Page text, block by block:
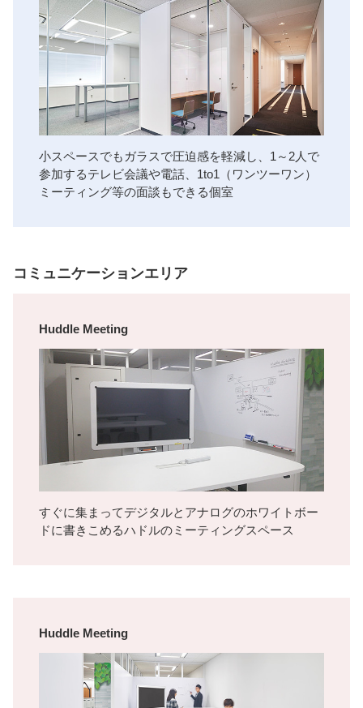
小スペースでもガラスで圧迫感を軽減し、1～2人で
参加するテレビ会議や電話、1to1（ワンツーワン）
ミーティング等の面談もできる個室
コミュニケーションエリア
Huddle Meeting
すぐに集まってデジタルとアナログのホワイトボー
ドに書きこめるハドルのミーティングスペース
Huddle Meeting